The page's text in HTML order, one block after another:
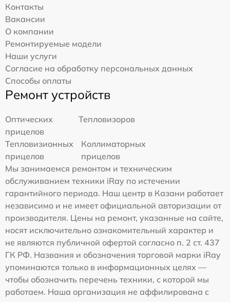
Контакты
Вакансии
О компании
Ремонтируемые модели
Наши услуги
Согласие на обработку персональных данных
Способы оплаты
Ремонт устройств
Оптических
прицелов
Тепловизоров
Тепловизионных
прицелов
Коллиматорных
прицелов
Мы занимаемся ремонтом и техническим
обслуживанием техники iRay по истечении
гарантийного периода. Наш центр в Казани работает
независимо и не имеет официальной авторизации от
производителя. Цены на ремонт, указанные на сайте,
носят исключительно ознакомительный характер и
не являются публичной офертой согласно п. 2 ст. 437
ГК РФ. Названия и обозначения торговой марки iRay
упоминаются только в информационных целях —
чтобы обозначить перечень техники, с которой мы
работаем. Наша организация не аффилирована с